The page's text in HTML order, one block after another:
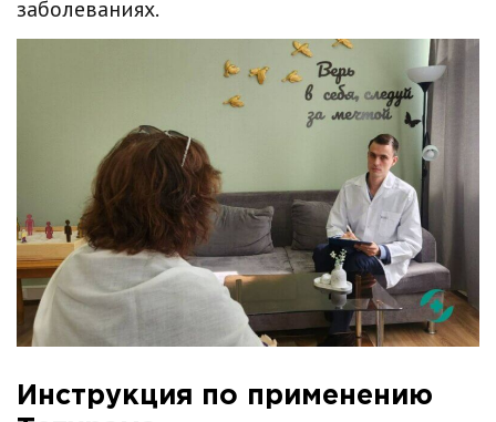
заболеваниях.
Инструкция по применению